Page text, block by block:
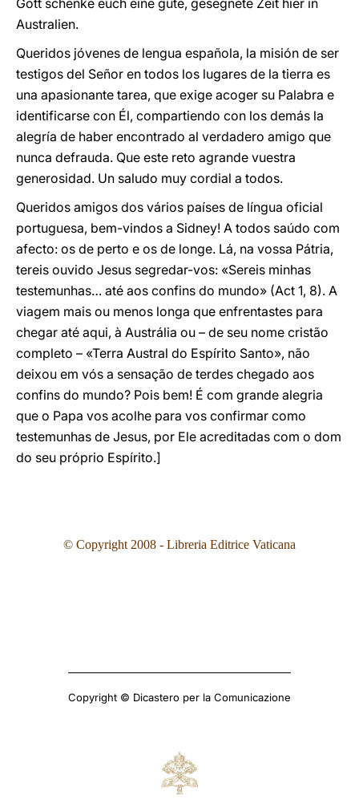
Gott schenke euch eine gute, gesegnete Zeit hier in
Australien.
Queridos jóvenes de lengua española, la misión de ser
testigos del Señor en todos los lugares de la tierra es
una apasionante tarea, que exige acoger su Palabra e
identificarse con Él, compartiendo con los demás la
alegría de haber encontrado al verdadero amigo que
nunca defrauda. Que este reto agrande vuestra
generosidad. Un saludo muy cordial a todos.
Queridos amigos dos vários países de língua oficial
portuguesa, bem-vindos a Sidney! A todos saúdo com
afecto: os de perto e os de longe. Lá, na vossa Pátria,
tereis ouvido Jesus segredar-vos: «Sereis minhas
testemunhas… até aos confins do mundo» (Act 1, 8). A
viagem mais ou menos longa que enfrentastes para
chegar até aqui, à Austrália ou – de seu nome cristão
completo – «Terra Austral do Espírito Santo», não
deixou em vós a sensação de terdes chegado aos
confins do mundo? Pois bem! É com grande alegria
que o Papa vos acolhe para vos confirmar como
testemunhas de Jesus, por Ele acreditadas com o dom
do seu próprio Espírito.]
© Copyright 2008 - Libreria Editrice Vaticana
Copyright © Dicastero per la Comunicazione